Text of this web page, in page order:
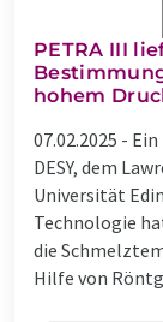
PETRA III
hohem
07.02.2025 -
DESY, dem
Universität
Technologie
die
Hilfe von